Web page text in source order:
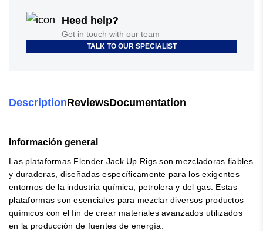
Heed help?
Get in touch with our team
TALK TO OUR SPECIALIST
DescriptionReviewsDocumentation
Información general
Las plataformas Flender Jack Up Rigs son mezcladoras fiables
y duraderas, diseñadas específicamente para los exigentes
entornos de la industria química, petrolera y del gas. Estas
plataformas son esenciales para mezclar diversos productos
químicos con el fin de crear materiales avanzados utilizados
en la producción de fuentes de energía.